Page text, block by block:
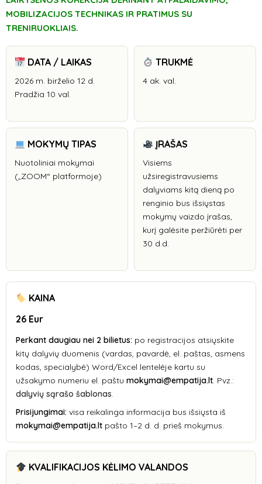
MOBILIZACIJOS TECHNIKAS IR PRATIMUS SU
TRENIRUOKLIAIS.
DATA / LAIKAS
2026 m. birželio 12 d.
Pradžia 10 val.
TRUKMĖ
4 ak. val.
MOKYMŲ TIPAS
Nuotoliniai mokymai
(„ZOOM“ platformoje)
ĮRAŠAS
Visiems
užsiregistravusiems
dalyviams kitą dieną po
renginio bus išsiųstas
mokymų vaizdo įrašas,
kurį galėsite peržiūrėti per
30 d.d.
KAINA
26 Eur
Perkant daugiau nei 2 bilietus: po registracijos atsiųskite
kitų dalyvių duomenis (vardas, pavardė, el. paštas, asmens
kodas, specialybė) Word/Excel lentelėje kartu su
užsakymo numeriu el. paštu mokymai@empatija.lt. Pvz.:
dalyvių sąrašo šablonas.
Prisijungimai: visa reikalinga informacija bus išsiųsta iš
mokymai@empatija.lt pašto 1–2 d. d. prieš mokymus.
KVALIFIKACIJOS KĖLIMO VALANDOS